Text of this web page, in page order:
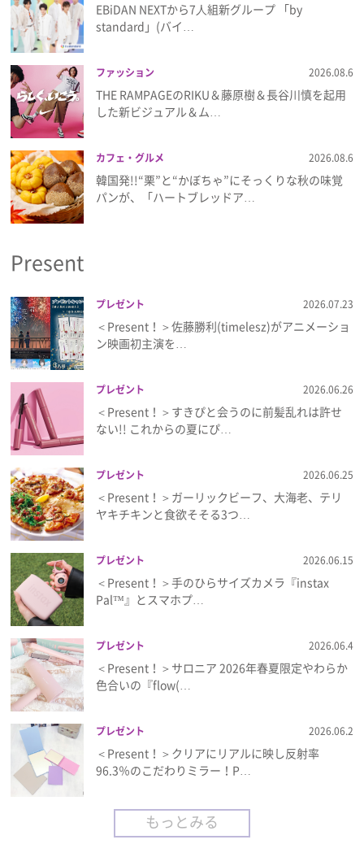
Emo!miuとは？
免責事項
プライバシーポリシー
利用規約
お問い合わせ
EBiDAN NEXTから7⼈組新グループ 「by
standard」(バイ…
ファッション 2026.08.6
THE RAMPAGEのRIKU＆藤原樹＆長谷川慎を起用
した新ビジュアル＆ム…
カフェ・グルメ 2026.08.6
韓国発!!“栗”と“かぼちゃ”にそっくりな秋の味覚
パンが、「ハートブレッドア…
Present
プレゼント 2026.07.23
＜Present！＞佐藤勝利(timelesz)がアニメーショ
ン映画初主演を…
プレゼント 2026.06.26
＜Present！＞すきぴと会うのに前髪乱れは許せ
ない!! これからの夏にぴ…
プレゼント 2026.06.25
＜Present！＞ガーリックビーフ、大海老、テリ
ヤキチキンと食欲そそる3つ…
プレゼント 2026.06.15
＜Present！＞手のひらサイズカメラ『instax
Pal™』とスマホプ…
プレゼント 2026.06.4
＜Present！＞サロニア 2026年春夏限定やわらか
色合いの『flow(…
プレゼント 2026.06.2
＜Present！＞クリアにリアルに映し反射率
96.3％のこだわりミラー！P…
もっとみる